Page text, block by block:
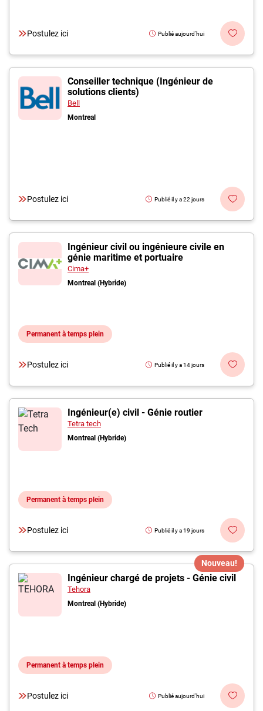
Postulez ici Publié aujourd'hui
Conseiller technique (Ingénieur de
solutions clients)
Bell
Montreal
Postulez ici Publié il y a 22 jours
Ingénieur civil ou ingénieure civile en
génie maritime et portuaire
Cima+
Montreal (Hybride)
Permanent à temps plein
Postulez ici Publié il y a 14 jours
Ingénieur(e) civil - Génie routier
Tetra tech
Montreal (Hybride)
Permanent à temps plein
Postulez ici Publié il y a 19 jours
Nouveau!
Ingénieur chargé de projets - Génie civil
Tehora
Montreal (Hybride)
Permanent à temps plein
Postulez ici Publié aujourd'hui